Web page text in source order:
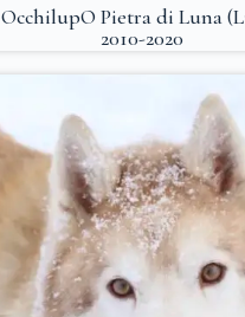
OcchilupO Pietra di Luna
2010-2020